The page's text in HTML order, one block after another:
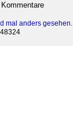
mal anders gesehen.